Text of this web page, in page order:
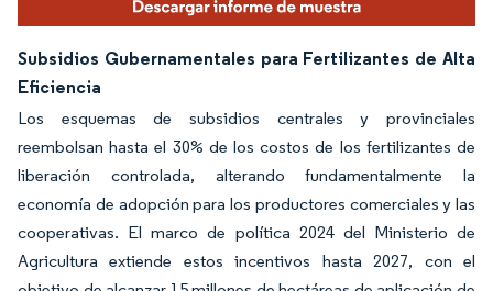
Subsidios Gubernamentales para Fertilizantes de Alta
Eficiencia
Los esquemas de subsidios centrales y provinciales
reembolsan hasta el 30% de los costos de los fertilizantes de
liberación controlada, alterando fundamentalmente la
economía de adopción para los productores comerciales y las
cooperativas. El marco de política 2024 del Ministerio de
Agricultura extiende estos incentivos hasta 2027, con el